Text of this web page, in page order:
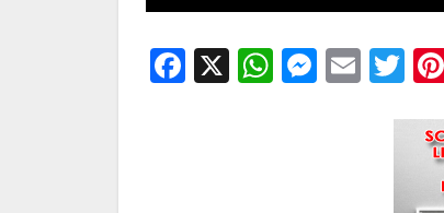
Facebook
X WhatsApp